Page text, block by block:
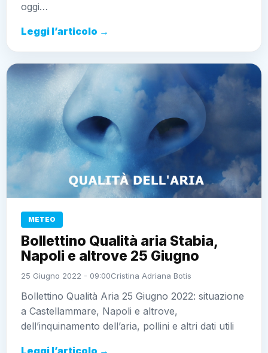
oggi…
Leggi l’articolo →
METEO
Bollettino Qualità aria Stabia,
Napoli e altrove 25 Giugno
25 Giugno 2022 - 09:00Cristina Adriana Botis
Bollettino Qualità Aria 25 Giugno 2022: situazione
a Castellammare, Napoli e altrove,
dell’inquinamento dell’aria, pollini e altri dati utili